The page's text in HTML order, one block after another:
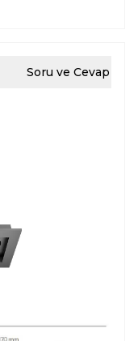
Soru ve Cevap